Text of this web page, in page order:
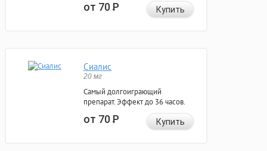
от 70Р Купить
Сиалис
20 мг
Самый долгоиграющий
препарат. Эффект до 36 часов.
от 70Р Купить